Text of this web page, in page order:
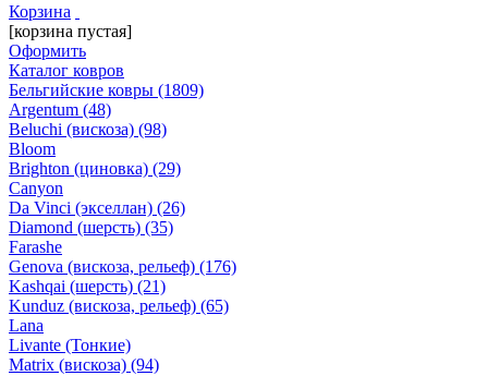
Корзина
[корзина пустая]
Оформить
Каталог ковров
Бельгийские ковры (1809)
Argentum (48)
Beluchi (вискоза) (98)
Bloom
Brighton (циновка) (29)
Canyon
Da Vinci (экселлан) (26)
Diamond (шерсть) (35)
Farashe
Genova (вискоза, рельеф) (176)
Kashqai (шерсть) (21)
Kunduz (вискоза, рельеф) (65)
Lana
Livante (Тонкие)
Matrix (вискоза) (94)